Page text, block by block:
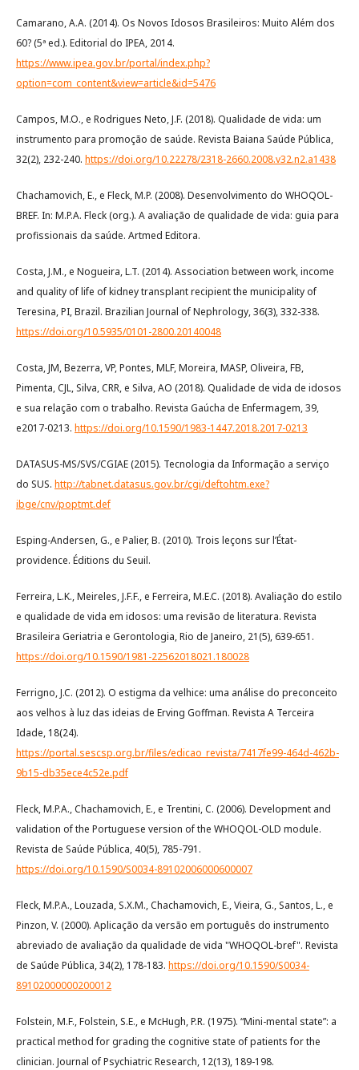
Camarano, A.A. (2014). Os Novos Idosos Brasileiros: Muito Além dos
60? (5ª ed.). Editorial do IPEA, 2014.
https://www.ipea.gov.br/portal/index.php?
option=com_content&view=article&id=5476
Campos, M.O., e Rodrigues Neto, J.F. (2018). Qualidade de vida: um
instrumento para promoção de saúde. Revista Baiana Saúde Pública,
32(2), 232-240. https://doi.org/10.22278/2318-2660.2008.v32.n2.a1438
Chachamovich, E., e Fleck, M.P. (2008). Desenvolvimento do WHOQOL-
BREF. In: M.P.A. Fleck (org.). A avaliação de qualidade de vida: guia para
profissionais da saúde. Artmed Editora.
Costa, J.M., e Nogueira, L.T. (2014). Association between work, income
and quality of life of kidney transplant recipient the municipality of
Teresina, PI, Brazil. Brazilian Journal of Nephrology, 36(3), 332-338.
https://doi.org/10.5935/0101-2800.20140048
Costa, JM, Bezerra, VP, Pontes, MLF, Moreira, MASP, Oliveira, FB,
Pimenta, CJL, Silva, CRR, e Silva, AO (2018). Qualidade de vida de idosos
e sua relação com o trabalho. Revista Gaúcha de Enfermagem, 39,
e2017-0213. https://doi.org/10.1590/1983-1447.2018.2017-0213
DATASUS-MS/SVS/CGIAE (2015). Tecnologia da Informação a serviço
do SUS. http://tabnet.datasus.gov.br/cgi/deftohtm.exe?
ibge/cnv/poptmt.def
Esping-Andersen, G., e Palier, B. (2010). Trois leçons sur l’État-
providence. Éditions du Seuil.
Ferreira, L.K., Meireles, J.F.F., e Ferreira, M.E.C. (2018). Avaliação do estilo
e qualidade de vida em idosos: uma revisão de literatura. Revista
Brasileira Geriatria e Gerontologia, Rio de Janeiro, 21(5), 639-651.
https://doi.org/10.1590/1981-22562018021.180028
Ferrigno, J.C. (2012). O estigma da velhice: uma análise do preconceito
aos velhos à luz das ideias de Erving Goffman. Revista A Terceira
Idade, 18(24).
https://portal.sescsp.org.br/files/edicao_revista/7417fe99-464d-462b-
9b15-db35ece4c52e.pdf
Fleck, M.P.A., Chachamovich, E., e Trentini, C. (2006). Development and
validation of the Portuguese version of the WHOQOL-OLD module.
Revista de Saúde Pública, 40(5), 785-791.
https://doi.org/10.1590/S0034-89102006000600007
Fleck, M.P.A., Louzada, S.X.M., Chachamovich, E., Vieira, G., Santos, L., e
Pinzon, V. (2000). Aplicação da versão em português do instrumento
abreviado de avaliação da qualidade de vida "WHOQOL-bref". Revista
de Saúde Pública, 34(2), 178-183. https://doi.org/10.1590/S0034-
89102000000200012
Folstein, M.F., Folstein, S.E., e McHugh, P.R. (1975). “Mini-mental state”: a
practical method for grading the cognitive state of patients for the
clinician. Journal of Psychiatric Research, 12(13), 189-198.